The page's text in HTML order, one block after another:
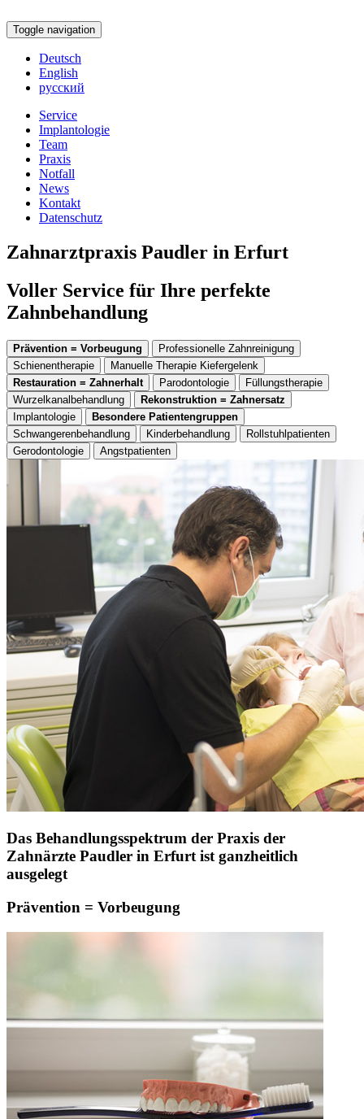
Toggle navigation
Deutsch
English
русский
Service
Implantologie
Team
Praxis
Notfall
News
Kontakt
Datenschutz
Zahnarztpraxis Paudler in Erfurt
Voller Service für Ihre perfekte
Zahnbehandlung
Prävention = Vorbeugung
Professionelle Zahnreinigung
Schienentherapie
Manuelle Therapie Kiefergelenk
Restauration = Zahnerhalt
Parodontologie
Füllungstherapie
Wurzelkanalbehandlung
Rekonstruktion = Zahnersatz
Implantologie
Besondere Patientengruppen
Schwangerenbehandlung
Kinderbehandlung
Rollstuhlpatienten
Gerodontologie
Angstpatienten
Das Behandlungsspektrum der Praxis der
Zahnärzte Paudler in Erfurt ist ganzheitlich
ausgelegt
Prävention = Vorbeugung